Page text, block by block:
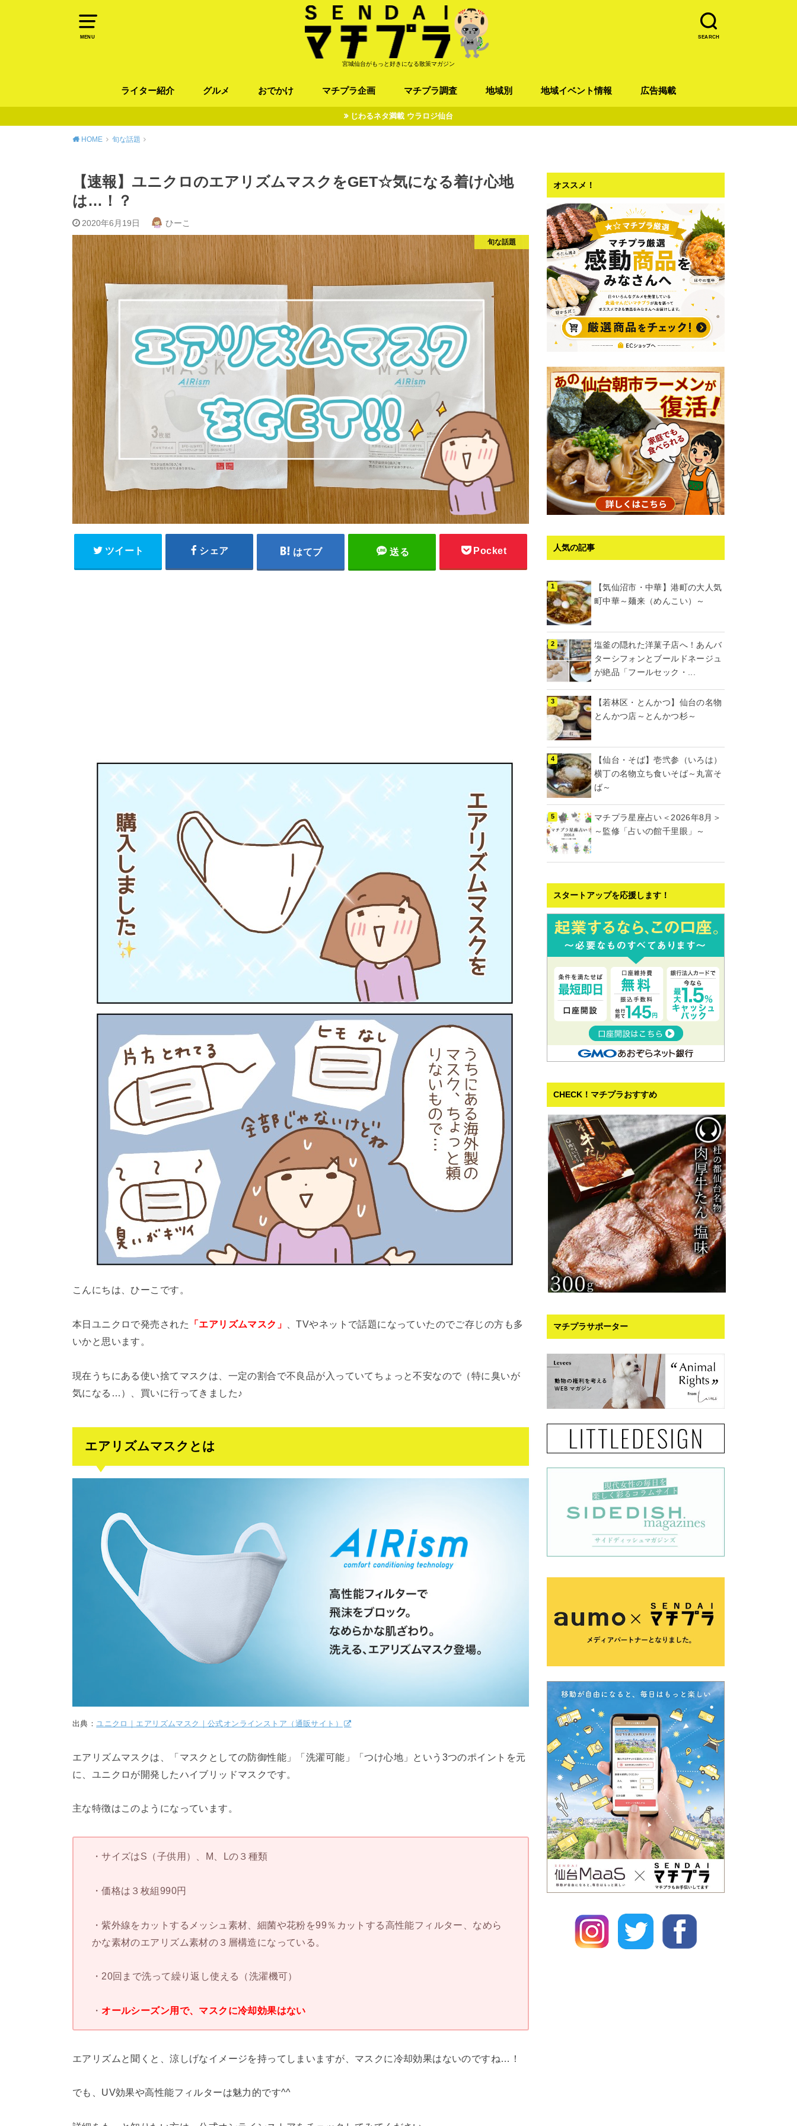
MENU SEARCH
宮城仙台がもっと好きになる散策マガジン
ライター紹介 グルメ おでかけ マチプラ企画
オトアルキ
マチプラ企業訪問
ファッション
ブラミヤギ
マチプラ漫画
マチプラ小説
マチプラ調査
歴史
地域別 地域イベント情報 広告掲載
じわるネタ満載 ウラロジ仙台
HOME 旬な話題
【速報】ユニクロのエアリズムマスクをGET☆気になる着け心地
は…！？
2020年6月19日 ひーこ
旬な話題
ツイート シェア はてブ 送る Pocket
こんにちは、ひーこです。
本日ユニクロで発売された 「エアリズムマスク」
、TVやネットで話題になっていたのでご存じの方も多
いかと思います。
現在うちにある使い捨てマスクは、一定の割合で不良品が入っていてちょっと不安なので（特に臭いが
気になる…）、買いに行ってきました♪
エアリズムマスクとは
出典： ユニクロ｜エアリズムマスク｜公式オンラインストア（通販サイト）
エアリズムマスクは、「マスクとしての防御性能」「洗濯可能」「つけ心地」という3つのポイントを元
に、ユニクロが開発したハイブリッドマスクです。
主な特徴はこのようになっています。
・サイズはS（子供用）、M、Lの３種類
・価格は３枚組990円
・紫外線をカットするメッシュ素材、細菌や花粉を99％カットする高性能フィルター、なめら
かな素材のエアリズム素材の３層構造になっている。
・20回まで洗って繰り返し使える（洗濯機可）
・ オールシーズン用で、マスクに冷却効果はない
エアリズムと聞くと、涼しげなイメージを持ってしまいますが、マスクに冷却効果はないのですね…！
でも、UV効果や高性能フィルターは魅力的です^^
オススメ！
人気の記事
【気仙沼市・中華】港町の大人気
町中華～麺来（めんこい）～
塩釜の隠れた洋菓子店へ！あんバ
ターシフォンとブールドネージュ
が絶品「フールセック・...
【若林区・とんかつ】仙台の名物
とんかつ店～とんかつ杉～
【仙台・そば】壱弐参（いろは）
横丁の名物立ち食いそば～丸富そ
ば～
マチプラ星座占い＜2026年8月＞
～監修「占いの館千里眼」～
スタートアップを応援します！
CHECK！マチプラおすすめ
マチプラサポーター